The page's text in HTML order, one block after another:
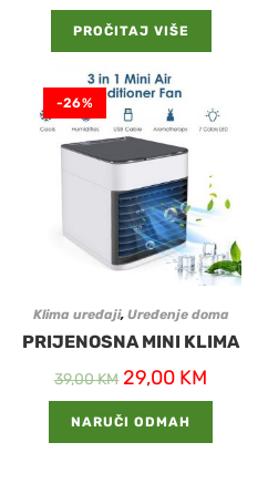
PROČITAJ VIŠE
-26%
Klima uređaji, Uređenje doma
PRIJENOSNA MINI KLIMA
39,00KM 29,00 KM
NARUČI ODMAH